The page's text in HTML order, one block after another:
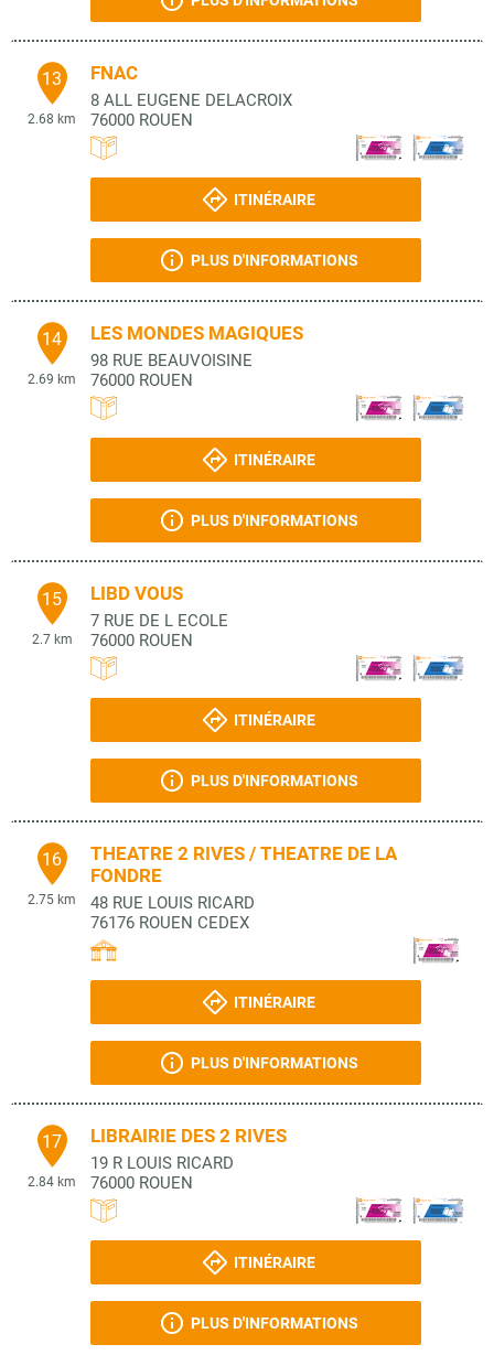
13
2.68 km
FNAC
8 ALL EUGENE DELACROIX
76000 ROUEN
ITINÉRAIRE
PLUS D'INFORMATIONS
14
2.69 km
LES MONDES MAGIQUES
98 RUE BEAUVOISINE
76000 ROUEN
ITINÉRAIRE
PLUS D'INFORMATIONS
15
2.7 km
LIBD VOUS
7 RUE DE L ECOLE
76000 ROUEN
ITINÉRAIRE
PLUS D'INFORMATIONS
16
2.75 km
THEATRE 2 RIVES / THEATRE DE LA
FONDRE
48 RUE LOUIS RICARD
76176 ROUEN CEDEX
ITINÉRAIRE
PLUS D'INFORMATIONS
17
2.84 km
LIBRAIRIE DES 2 RIVES
19 R LOUIS RICARD
76000 ROUEN
ITINÉRAIRE
PLUS D'INFORMATIONS